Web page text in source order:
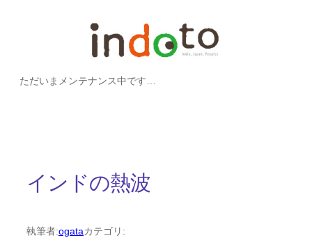
ただいまメンテナンス中です…
インドの熱波
執筆者:ogataカテゴリ: